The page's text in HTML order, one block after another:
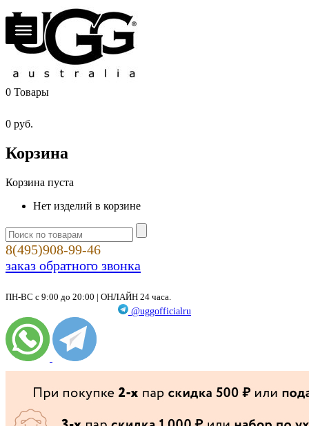
0 Товары
0 руб.
Корзина
Корзина пуста
Нет изделий в корзине
8(495)908-99-46
заказ обратного звонка
ПН-ВС с 9:00 до 20:00 | ОНЛАЙН 24 часа.
@uggofficialru